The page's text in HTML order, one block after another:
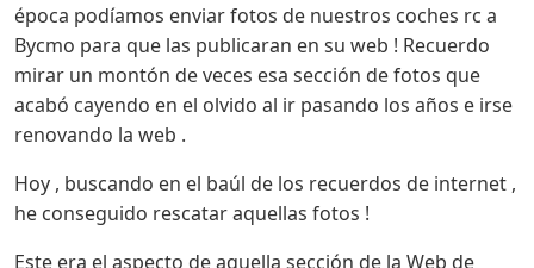
época podíamos enviar fotos de nuestros coches rc a
Bycmo para que las publicaran en su web ! Recuerdo
mirar un montón de veces esa sección de fotos que
acabó cayendo en el olvido al ir pasando los años e irse
renovando la web .
Hoy , buscando en el baúl de los recuerdos de internet ,
he conseguido rescatar aquellas fotos !
Este era el aspecto de aquella sección de la Web de